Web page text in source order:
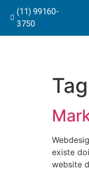
(11) 99160-
3750
existe
website